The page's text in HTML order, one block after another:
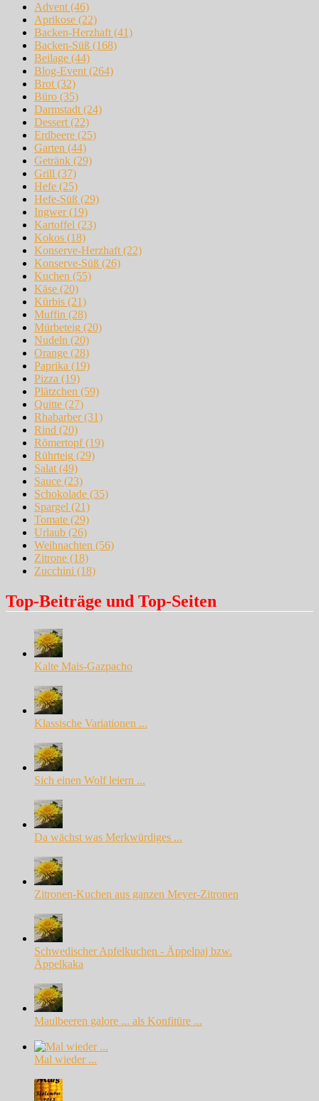
Advent (46)
Aprikose (22)
Backen-Herzhaft (41)
Backen-Süß (168)
Beilage (44)
Blog-Event (264)
Brot (32)
Büro (35)
Darmstadt (24)
Dessert (22)
Erdbeere (25)
Garten (44)
Getränk (29)
Grill (37)
Hefe (25)
Hefe-Süß (29)
Ingwer(19)
Kartoffel (23)
Kokos (18)
Konserve-Herzhaft (22)
Konserve-Süß (26)
Kuchen (55)
Käse (20)
Kürbis (21)
Muffin (28)
Mürbeteig (20)
Nudeln (20)
Orange (28)
Paprika (19)
Pizza (19)
Plätzchen (59)
Quitte (27)
Rhabarber(31)
Rind (20)
Römertopf(19)
Rührteig (29)
Salat (49)
Sauce (23)
Schokolade (35)
Spargel (21)
Tomate (29)
Urlaub (26)
Weihnachten (56)
Zitrone (18)
Zucchini (18)
Top-Beiträge und Top-Seiten
Kalte Mais-Gazpacho
Klassische Variationen ...
Sich einen Wolf leiern ...
Da wächst was Merkwürdiges ...
Zitronen-Kuchen aus ganzen Meyer-Zitronen
Schwedischer Apfelkuchen - Äppelpaj bzw.
Äppelkaka
Maulbeeren galore ... als Konfitüre ...
Mal wieder ...